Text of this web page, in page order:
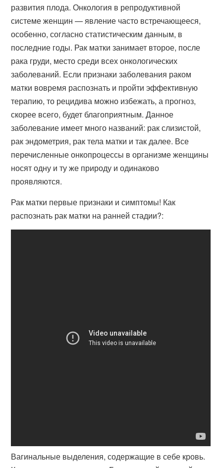
развития плода. Онкология в репродуктивной
системе женщин — явление часто встречающееся,
особенно, согласно статистическим данным, в
последние годы. Рак матки занимает второе, после
рака груди, место среди всех онкологических
заболеваний. Если признаки заболевания раком
матки вовремя распознать и пройти эффективную
терапию, то рецидива можно избежать, а прогноз,
скорее всего, будет благоприятным. Данное
заболевание имеет много названий: рак слизистой,
рак эндометрия, рак тела матки и так далее. Все
перечисленные онкопроцессы в организме женщины
носят одну и ту же природу и одинаково
проявляются.
Рак матки первые признаки и симптомы! Как
распознать рак матки на ранней стадии?:
Вагинальные выделения, содержащие в себе кровь.